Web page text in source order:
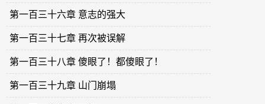
第一百三十六章 意志的强大
第一百三十七章 再次被误解
第一百三十八章 傻眼了！都傻眼了！
第一百三十九章 山门崩塌